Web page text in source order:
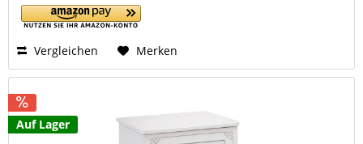
Vergleichen Merken
Auf Lager